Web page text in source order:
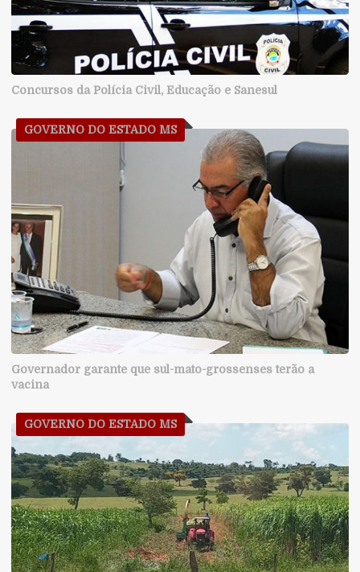
Concursos da Polícia Civil, Educação e Sanesul
GOVERNO DO ESTADO MS
Governador garante que sul-mato-grossenses terão a
vacina
GOVERNO DO ESTADO MS